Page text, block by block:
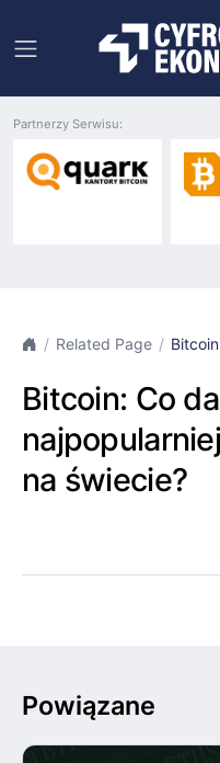
Partnerzy Serwisu:
Related Page
Bitcoin: Co
na świecie?
Powiązane